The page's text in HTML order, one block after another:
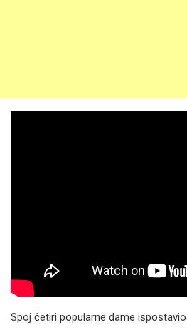
Spoj četiri popularne dame